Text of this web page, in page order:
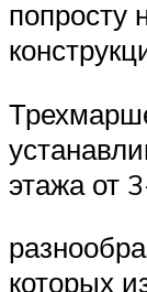
попросту
этажа от
которых